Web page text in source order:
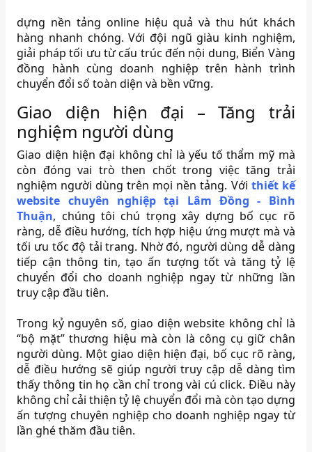
dựng nền tảng online hiệu quả và thu hút khách
hàng nhanh chóng. Với đội ngũ giàu kinh nghiệm,
giải pháp tối ưu từ cấu trúc đến nội dung, Biển Vàng
đồng hành cùng doanh nghiệp trên hành trình
chuyển đổi số toàn diện và bền vững.
Giao diện hiện đại – Tăng trải
nghiệm người dùng
Giao diện hiện đại không chỉ là yếu tố thẩm mỹ mà
còn đóng vai trò then chốt trong việc tăng trải
nghiệm người dùng trên mọi nền tảng. Với thiết kế
website chuyên nghiệp tại Lâm Đồng - Bình
Thuận, chúng tôi chú trọng xây dựng bố cục rõ
ràng, dễ điều hướng, tích hợp hiệu ứng mượt mà và
tối ưu tốc độ tải trang. Nhờ đó, người dùng dễ dàng
tiếp cận thông tin, tạo ấn tượng tốt và tăng tỷ lệ
chuyển đổi cho doanh nghiệp ngay từ những lần
truy cập đầu tiên.
Trong kỷ nguyên số, giao diện website không chỉ là
“bộ mặt” thương hiệu mà còn là công cụ giữ chân
người dùng. Một giao diện hiện đại, bố cục rõ ràng,
dễ điều hướng sẽ giúp người truy cập dễ dàng tìm
thấy thông tin họ cần chỉ trong vài cú click. Điều này
không chỉ cải thiện tỷ lệ chuyển đổi mà còn tạo dựng
ấn tượng chuyên nghiệp cho doanh nghiệp ngay từ
lần ghé thăm đầu tiên.